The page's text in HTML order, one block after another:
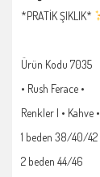
*PRATİK ŞIKLIK*
Ürün Kodu 7035
• Rush Ferace •
Renkler | • Kahve
1 beden 38/40/42
2 beden 44/46